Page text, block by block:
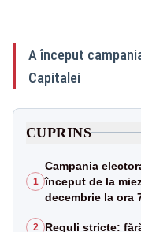
A început
Capitalei
CUPRINS
1
Campania
început de la
decembrie la ora
2 Reguli stricte: